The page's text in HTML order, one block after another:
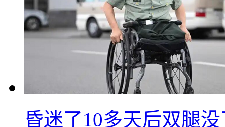
昏迷了10多天后双腿